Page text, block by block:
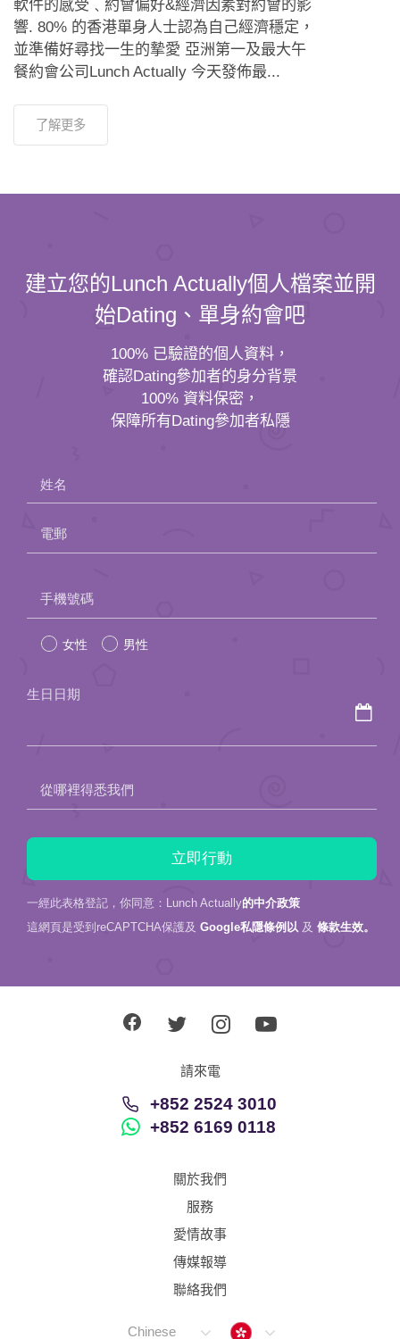
軟件的感受﹑約會偏好&經濟因素對約會的影
響. 80% 的香港單身人士認為自己經濟穩定，
並準備好尋找一生的摯愛 亞洲第一及最大午
餐約會公司Lunch Actually 今天發佈最...
了解更多
建立您的Lunch Actually個人檔案並開
始Dating、單身約會吧
100% 已驗證的個人資料，
確認Dating參加者的身分背景
100% 資料保密，
保障所有Dating參加者私隱
姓名
電郵
leave
this
手機號碼
女性 男性
生日日期
從哪裡得悉我們
一經此表格登記，你同意：Lunch Actually的中介政策
這網頁是受到reCAPTCHA保護及 Google私隱條例以 及 條款生效。
請來電
+852 2524 3010
+852 6169 0118
關於我們
服務
愛情故事
傳媒報導
聯絡我們
Chinese Hong Kong